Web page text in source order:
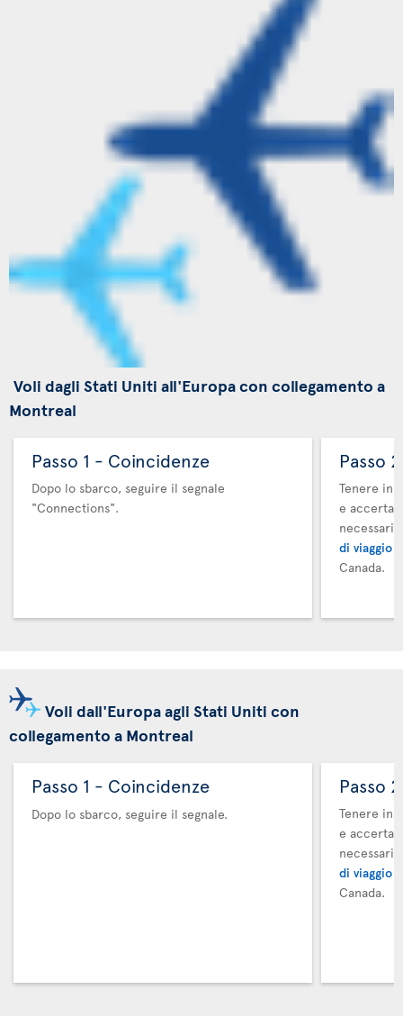
Voli dagli Stati Uniti all'Europa con collegamento a
Montreal
Passo 1 - Coincidenze
Dopo lo sbarco, seguire il segnale
"Connections".
Passo
Tenere in
e
necessari.
di viaggio
Canada.
Voli dall'Europa agli Stati Uniti con
collegamento a Montreal
Passo 1 - Coincidenze
Dopo lo sbarco, seguire il segnale.
Passo
Tenere in
e
necessari.
di viaggio
Canada.